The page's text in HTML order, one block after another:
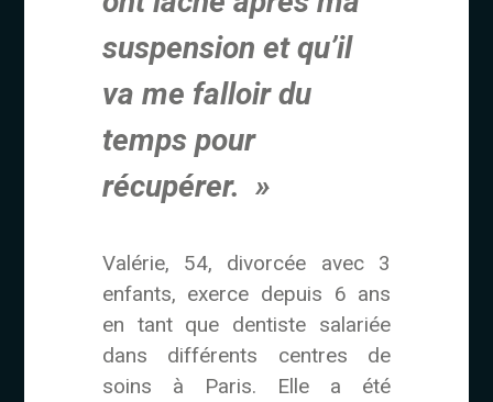
suspension et qu’il
va me falloir du
temps pour
récupérer. »
Valérie, 54, divorcée avec 3
enfants, exerce depuis 6 ans
en tant que dentiste salariée
dans différents centres de
soins à Paris. Elle a été